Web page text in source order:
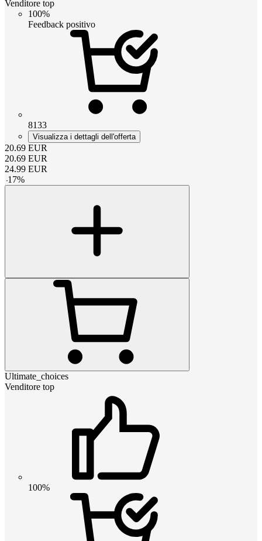
Venditore top
100%
Feedback positivo
8133
Visualizza i dettagli dell'offerta
20.69 EUR
20.69 EUR
24.99 EUR
-17%
Ultimate_choices
Venditore top
100%